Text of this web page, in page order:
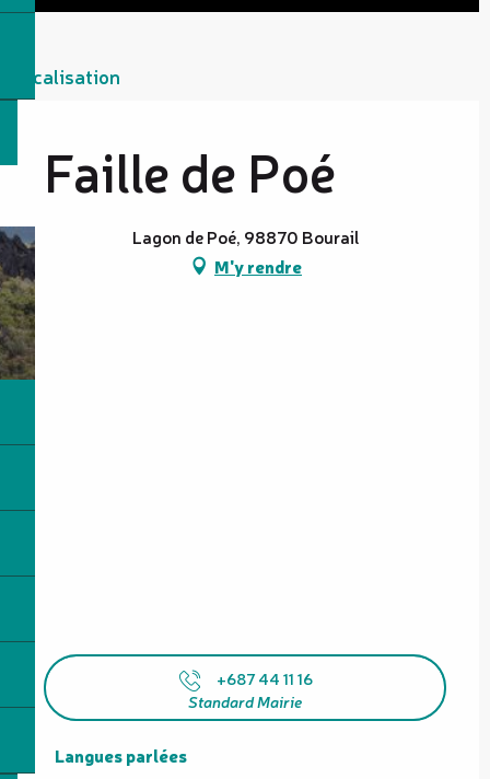
Localisation
Faille de Poé
Lagon de Poé, 98870 Bourail
M'y rendre
+687 44 11 16
Standard Mairie
Langues parlées
Langues parlées